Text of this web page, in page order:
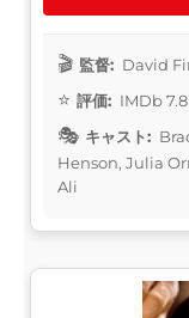
監督: David
評価: IMDb 7.8
キャスト:
Henson, Julia
Ali